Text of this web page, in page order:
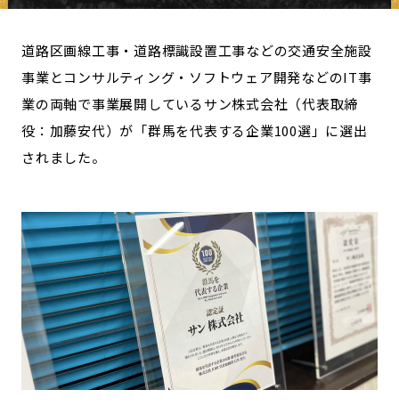
北摂エリア
堺・泉州エリア
河内エリア
兵庫エリア
奈良エリア
和歌山エリア
鳥取エリア
島根エリア
岡山エリア
香川エリア
愛媛エリア
高知エリア
福岡エリア
佐賀エリア
長崎エリア
熊本エリア
大分エリア
宮崎エリア
鹿児島エリア
沖縄エリア
道路区画線工事・道路標識設置工事などの交通安全施設
事業とコンサルティング・ソフトウェア開発などのIT事
業の両軸で事業展開しているサン株式会社（代表取締
役：加藤安代）が「群馬を代表する企業100選」に選出
されました。